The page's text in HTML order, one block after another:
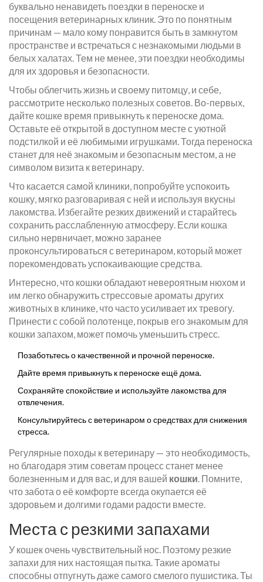
буквально ненавидеть поездки в переноске и
посещения ветеринарных клиник. Это по понятным
причинам — мало кому понравится быть в замкнутом
пространстве и встречаться с незнакомыми людьми в
белых халатах. Тем не менее, эти поездки необходимы
для их здоровья и безопасности.
Чтобы облегчить жизнь и своему питомцу, и себе,
рассмотрите несколько полезных советов. Во-первых,
дайте кошке время привыкнуть к переноске дома.
Оставьте её открытой в доступном месте с уютной
подстилкой и её любимыми игрушками. Тогда переноска
станет для неё знакомым и безопасным местом, а не
символом визита к ветеринару.
Что касается самой клиники, попробуйте успокоить
кошку, мягко разговаривая с ней и используя вкусны
лакомства. Избегайте резких движений и старайтесь
сохранить расслабленную атмосферу. Если кошка
сильно нервничает, можно заранее
проконсультироваться с ветеринаром, который может
порекомендовать успокаивающие средства.
Интересно, что кошки обладают невероятным нюхом и
им легко обнаружить стрессовые ароматы других
животных в клинике, что часто усиливает их тревогу.
Принести с собой полотенце, покрыв его знакомым для
кошки запахом, может помочь уменьшить стресс.
Позаботьтесь о качественной и прочной переноске.
Дайте время привыкнуть к переноске ещё дома.
Сохраняйте спокойствие и используйте лакомства для
отвлечения.
Консультируйтесь с ветеринаром о средствах для снижения
стресса.
Регулярные походы к ветеринару — это необходимость,
но благодаря этим советам процесс станет менее
болезненным и для вас, и для вашей кошки. Помните,
что забота о её комфорте всегда окупается её
здоровьем и долгими годами радости вместе.
Места с резкими запахами
У кошек очень чувствительный нос. Поэтому резкие
запахи для них настоящая пытка. Такие ароматы
способны отпугнуть даже самого смелого пушистика. Ты